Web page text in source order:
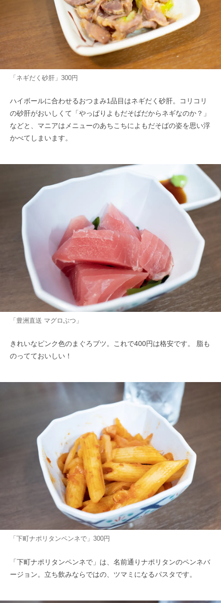
「ネギだく砂肝」300円
ハイボールに合わせるおつまみ1品目はネギだく砂肝。コリコリ
の砂肝がおいしくて「やっぱりよもだそばだからネギなのか？」
などと、マニアはメニューのあちこちによもだそばの姿を思い浮
かべてしまいます。
「豊洲直送 マグロぶつ」
きれいなピンク色のまぐろブツ。これで400円は格安です。 脂も
のってておいしい！
「下町ナポリタンペンネで」300円
「下町ナポリタンペンネで」は、名前通りナポリタンのペンネバ
ージョン。立ち飲みならではの、ツマミになるパスタです。